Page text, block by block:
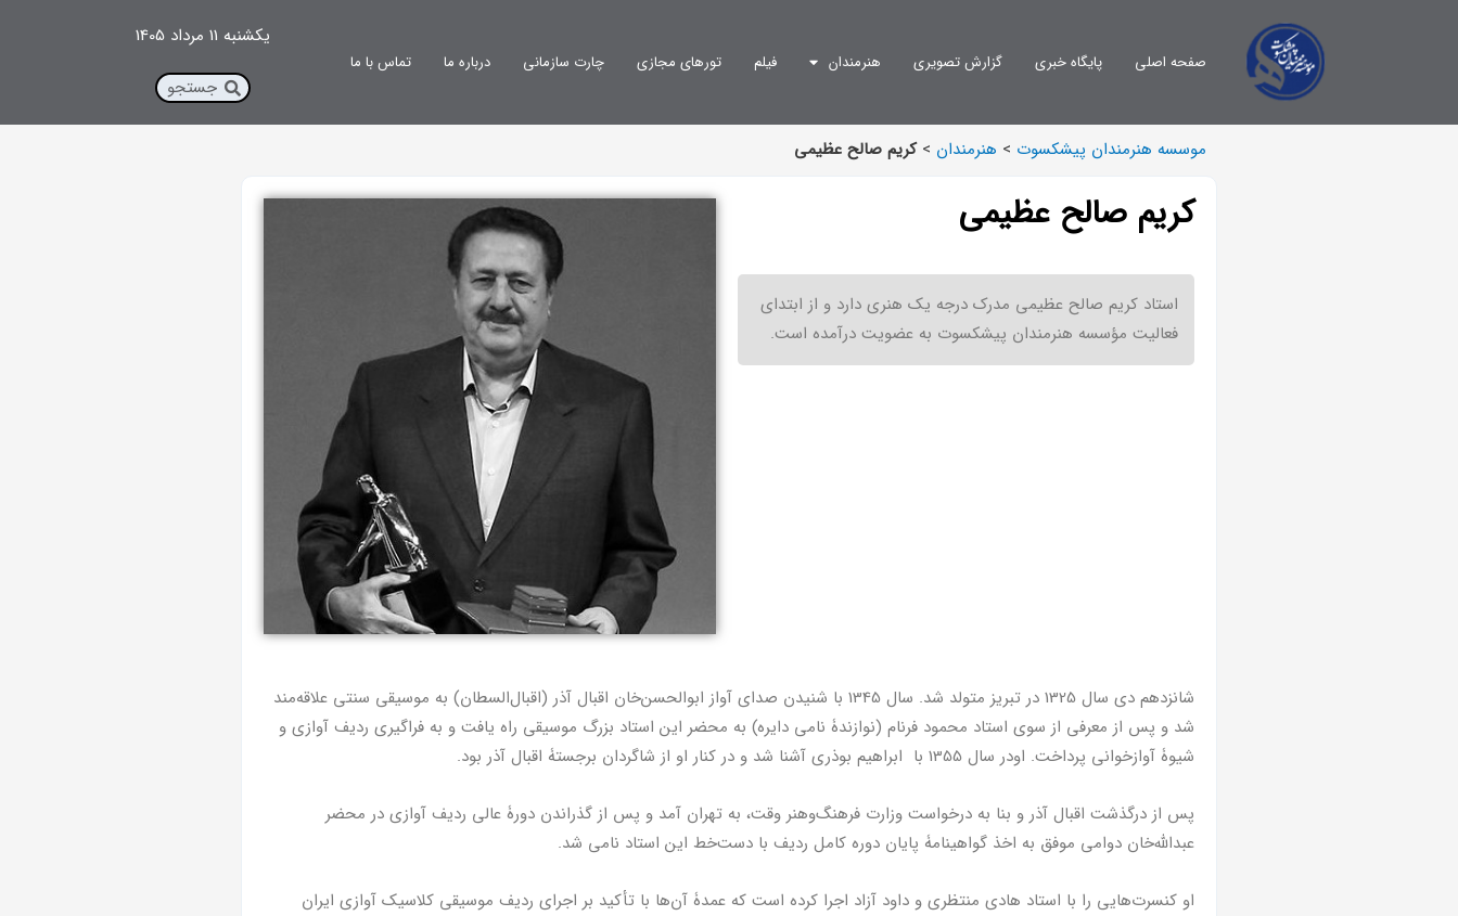
صفحه اصلی پایگاه خبری گزارش تصویری هنرمندان فیلم تورهای مجازی چارت سازمانی درباره ما تماس با ما
یکشنبه 11 مرداد 1405
موسسه هنرمندان پیشکسوت > هنرمندان >کریم صالح عظیمی
کریم صالح عظیمی
استاد کریم صالح ‌عظیمی مدرک درجه یک هنری دارد و از ابتدای
فعالیت مؤسسه هنرمندان پیشکسوت به عضویت درآمده است.
شانزدهم دی سال 1325 در تبریز متولد شد. سال 1345 با شنیدن صدای آواز ابوالحسن‌خان اقبال آذر (اقبال‌السطان) به موسیقی سنتی علاقه‌مند
شد و پس از معرفی از سوی استاد محمود فرنام ‌(نوازندۀ نامی دایره) به محضر این استاد بزرگ موسیقی راه یافت و به فراگیری ردیف آوازی و
شیوۀ آوازخوانی پرداخت. اودر سال 1355 با ابراهیم بوذری آشنا شد و در کنار او از شاگردان برجستۀ اقبال آذر بود.
پس از درگذشت اقبال آذر و بنا به درخواست وزارت فرهنگ‌وهنر وقت، به تهران آمد و پس از گذراندن دورۀ عالی ردیف آوازی در محضر
عبدالله‌خان دوامی موفق به اخذ گواهینامۀ پایان دوره کامل ردیف با دست‌خط این استاد نامی شد.
او کنسرت‌هایی را با استاد هادی منتظری و داود آزاد اجرا کرده است که عمدۀ آن‌ها با تأکید بر اجرای ردیف موسیقی کلاسیک‌ آوازی ایران